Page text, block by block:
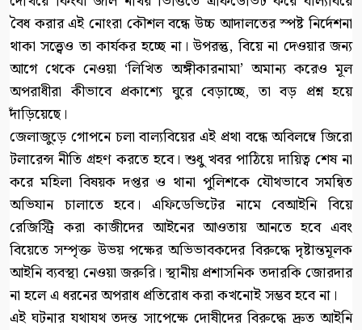
বৈধ করার এই নোংরা কৌশল বন্ধে উচ্চ আদালতের স্পষ্ট নির্দেশনা
থাকা সত্ত্বেও তা কার্যকর হচ্ছে না। উপরন্তু, বিয়ে না দেওয়ার জন্য
আগে থেকে নেওয়া ‘লিখিত অঙ্গীকারনামা’ অমান্য করেও মূল
অপরাধীরা কীভাবে প্রকাশ্যে ঘুরে বেড়াচ্ছে, তা বড় প্রশ্ন হয়ে
দাঁড়িয়েছে।
জেলাজুড়ে গোপনে চলা বাল্যবিয়ের এই প্রথা বন্ধে অবিলম্বে জিরো
টলারেন্স নীতি গ্রহণ করতে হবে। শুধু খবর পাঠিয়ে দায়িত্ব শেষ না
করে মহিলা বিষয়ক দপ্তর ও থানা পুলিশকে যৌথভাবে সমন্বিত
অভিযান চালাতে হবে। এফিডেভিটের নামে বেআইনি বিয়ে
রেজিস্ট্রি করা কাজীদের আইনের আওতায় আনতে হবে এবং
বিয়েতে সম্পৃক্ত উভয় পক্ষের অভিভাবকদের বিরুদ্ধে দৃষ্টান্তমূলক
আইনি ব্যবস্থা নেওয়া জরুরি। স্থানীয় প্রশাসনিক তদারকি জোরদার
না হলে এ ধরনের অপরাধ প্রতিরোধ করা কখনোই সম্ভব হবে না।
এই ঘটনার যথাযথ তদন্ত সাপেক্ষে দোষীদের বিরুদ্ধে দ্রুত আইনি